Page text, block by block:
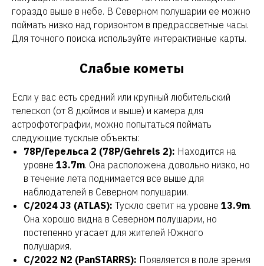
гораздо выше в небе. В Северном полушарии ее можно
поймать низко над горизонтом в предрассветные часы.
Для точного поиска используйте интерактивные карты.
Слабые кометы
Если у вас есть средний или крупный любительский
телескоп (от 8 дюймов и выше) и камера для
астрофотографии, можно попытаться поймать
следующие тусклые объекты:
78P/Герельса 2 (78P/Gehrels 2): Находится на
уровне 13.7m. Она расположена довольно низко, но
в течение лета поднимается все выше для
наблюдателей в Северном полушарии.
C/2024 J3 (ATLAS): Тускло светит на уровне 13.9m.
Она хорошо видна в Северном полушарии, но
постепенно угасает для жителей Южного
полушария.
C/2022 N2 (PanSTARRS): Появляется в поле зрения